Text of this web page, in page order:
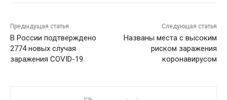
Предыдущая статья
В России подтверждено
2774 новых случая
заражения COVID-19
Следующая статья
Названы места с высоким
риском заражения
коронавирусом